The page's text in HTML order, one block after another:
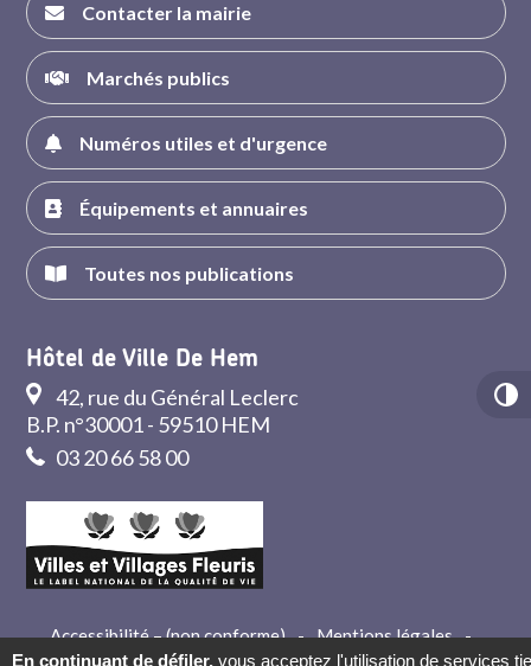
Contacter la mairie
Marchés publics
Numéros utiles et d'urgence
Équipements et annuaires
Toutes nos publications
Hôtel de Ville De Hem
42, rue du Général Leclerc
B.P. n°30001 - 59510 HEM
03 20 66 58 00
Accessibilité – (non conforme) - Mentions légales -
Crédits
- Contact
En continuant de défiler, vous acceptez l'utilisation de services